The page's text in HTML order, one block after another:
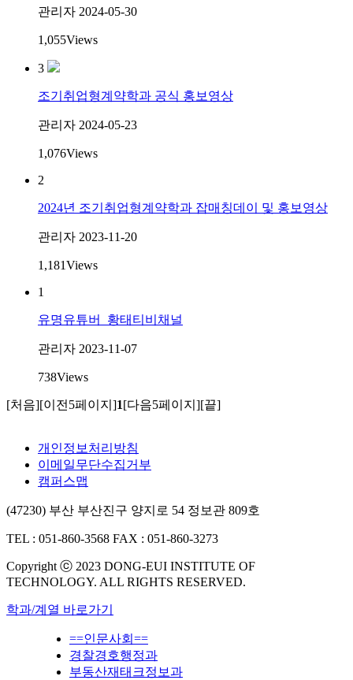
관리자 2024-05-30
1,055Views
3
조기취업형계약학과 공식 홍보영상
관리자 2024-05-23
1,076Views
2
2024년 조기취업형계약학과 잡매칭데이 및 홍보영상
관리자 2023-11-20
1,181Views
1
유명유튜버_황태티비채널
관리자 2023-11-07
738Views
[처음][이전5페이지]1[다음5페이지][끝]
개인정보처리방침
이메일무단수집거부
캠퍼스맵
(47230) 부산 부산진구 양지로 54 정보관 809호
TEL : 051-860-3568 FAX : 051-860-3273
Copyright ⓒ 2023 DONG-EUI INSTITUTE OF
TECHNOLOGY. ALL RIGHTS RESERVED.
학과/계열 바로가기
==인문사회==
경찰경호행정과
부동산재태크정보과